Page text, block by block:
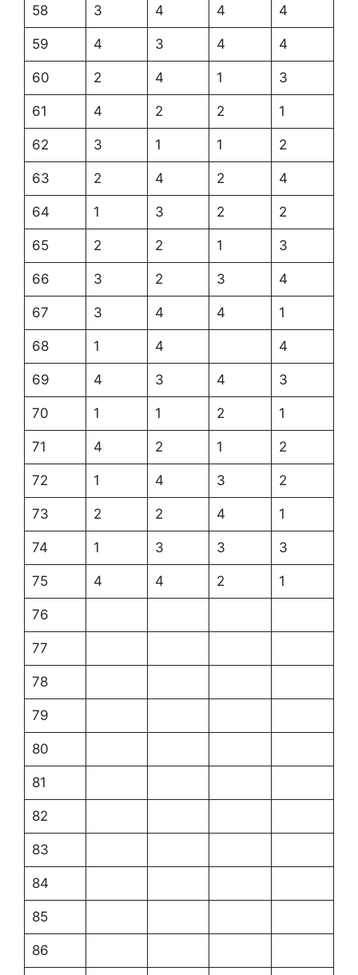
58 3 4 4 4
59 4 3 4 4
60 2 4 1 3
61 4 2 2 1
62 3 1 1 2
63 2 4 2 4
64 1 3 2 2
65 2 2 1 3
66 3 2 3 4
67 3 4 4 1
68 1 4 4
69 4 3 4 3
70 1 1 2 1
71 4 2 1 2
72 1 4 3 2
73 2 2 4 1
74 1 3 3 3
75 4 4 2 1
76
77
78
79
80
81
82
83
84
85
86